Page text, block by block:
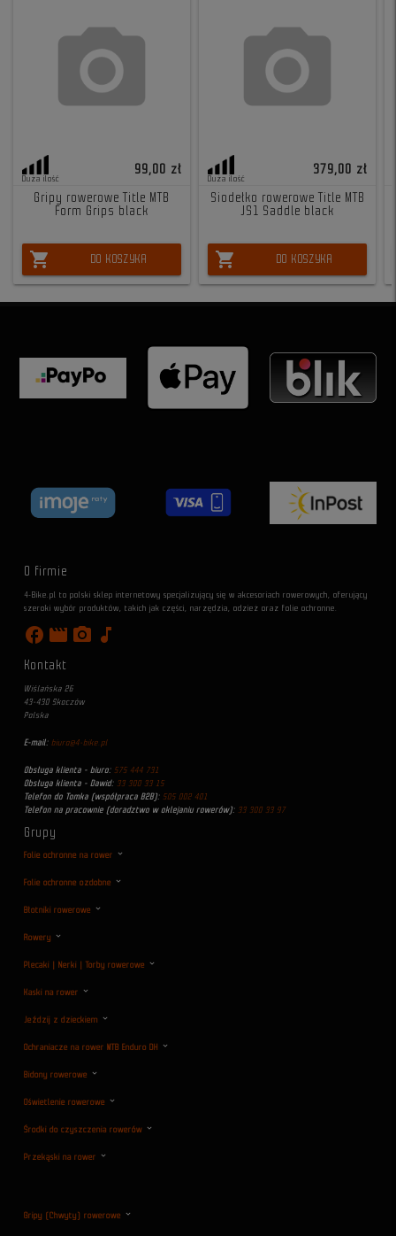
Duża ilość
99,00 zł
Gripy rowerowe Title MTB
Form Grips black
shopping_cart DO KOSZYKA
Duża ilość
379,00 zł
Siodełko rowerowe Title MTB
JS1 Saddle black
shopping_cart DO KOSZYKA
O firmie
4-Bike.pl to polski sklep internetowy specjalizujący się w akcesoriach rowerowych, oferujący
szeroki wybór produktów, takich jak części, narzędzia, odzież oraz folie ochronne.
facebook movie photo_camera music_note
Kontakt
Wiślańska 26
43-430 Skoczów
Polska
E-mail: biuro@4-bike.pl
Obsługa klienta - biuro: 575 444 731
Obsługa klienta - Dawid: 33 300 33 15
Telefon do Tomka (współpraca B2B): 505 002 401
Telefon na pracownie (doradztwo w oklejaniu rowerów): 33 300 33 97
Grupy
Folie ochronne na rower
Folie ochronne ozdobne
Błotniki rowerowe
Rowery
Plecaki | Nerki | Torby rowerowe
Kaski na rower
Jeździj z dzieckiem
Ochraniacze na rower MTB Enduro DH
Bidony rowerowe
Oświetlenie rowerowe
Środki do czyszczenia rowerów
Przekąski na rower
Gripy (Chwyty) rowerowe